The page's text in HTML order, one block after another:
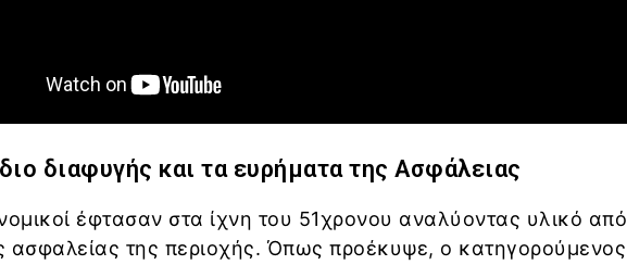
διαφυγής και τα ευρήματα της Ασφάλειας
έφτασαν στα ίχνη του 51χρονου αναλύοντας υλικό από
ασφαλείας της περιοχής. Όπως προέκυψε, ο κατηγορούμενος